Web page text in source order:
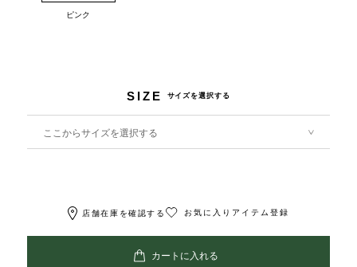
ピンク
SIZE サイズを選択する
ここからサイズを選択する
店舗在庫を確認する お気に入りアイテム登録